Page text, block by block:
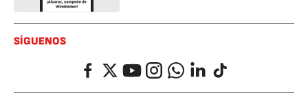
SÍGUENOS
FacebookTwitterYouTubeInstagramWhatsappLinkedIn
TikTok